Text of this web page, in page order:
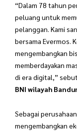
“Dalam 78 tahun
peluang untuk
pelanggan. Kami
bersama Evermos.
mengembangkan
memberdayakan
di era digital,” sebut
BNI wilayah
Sebagai
mengembangkan